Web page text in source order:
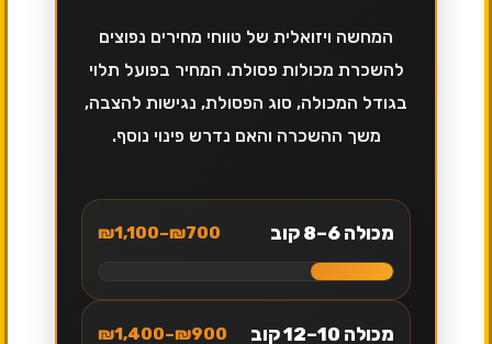
המחשה ויזואלית של טווחי מחירים נפוצים
להשכרת מכולות פסולת. המחיר בפועל תלוי
בגודל המכולה, סוג הפסולת, נגישות להצבה,
משך ההשכרה והאם נדרש פינוי נוסף.
מכולה 6–8 קוב ₪700–₪1,100
מכולה 10–12 קוב ₪900–₪1,400